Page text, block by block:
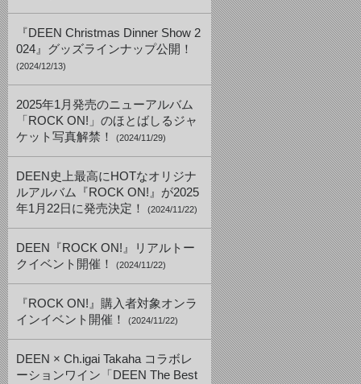
『DEEN Christmas Dinner Show 2
024』グッズラインナップ公開！
(2024/12/13)
2025年1月発売のニューアルバム
「ROCK ON!」のほとばしるジャ
ケット写真解禁！
(2024/11/29)
DEEN史上最高にHOTなオリジナ
ルアルバム『ROCK ON!』が2025
年1月22日に発売決定！
(2024/11/22)
DEEN『ROCK ON!』リアルトー
クイベント開催！
(2024/11/22)
『ROCK ON!』購入者対象オンラ
インイベント開催！
(2024/11/22)
DEEN × Ch.igai Takaha コラボレ
ーションワイン「DEEN The Best